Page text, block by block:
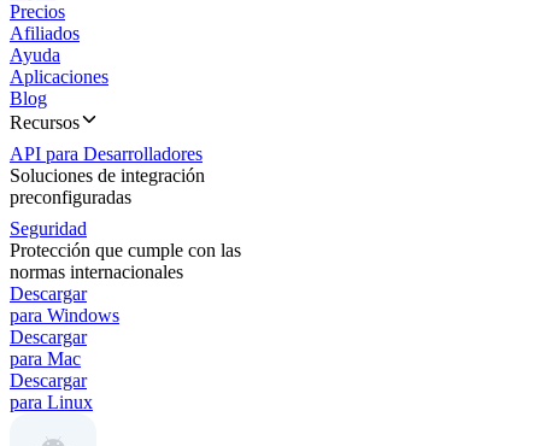
Precios
Afiliados
Ayuda
Aplicaciones
Blog
Recursos
API para Desarrolladores
Soluciones de integración
preconfiguradas
Seguridad
Protección que cumple con las
normas internacionales
Descargar
para Windows
Descargar
para Mac
Descargar
para Linux